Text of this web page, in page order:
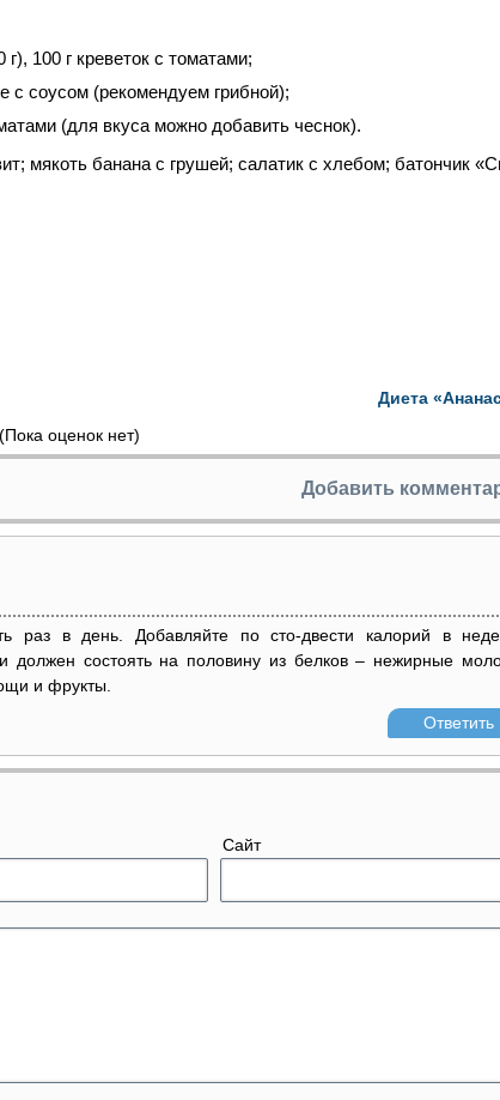
100 г креветок с томатами;
с соусом (рекомендуем грибной);
(для вкуса можно добавить чеснок).
мякоть банана с грушей; салатик с хлебом; батончик
Диета
(Пока оценок нет)
Добавить
раз в день. Добавляйте по сто-двести калорий в
состоять на половину из белков – нежирные
и фрукты.
Ответить
Сайт